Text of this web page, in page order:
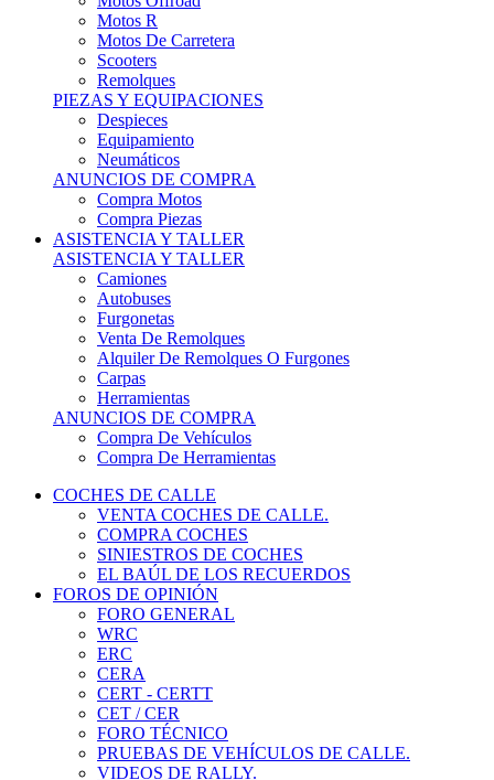
Motos R
Motos De Carretera
Scooters
Remolques
PIEZAS Y EQUIPACIONES
Despieces
Equipamiento
Neumáticos
ANUNCIOS DE COMPRA
Compra Motos
Compra Piezas
ASISTENCIA Y TALLER
ASISTENCIA Y TALLER
Camiones
Autobuses
Furgonetas
Venta De Remolques
Alquiler De Remolques O Furgones
Carpas
Herramientas
ANUNCIOS DE COMPRA
Compra De Vehículos
Compra De Herramientas
COCHES DE CALLE
VENTA COCHES DE CALLE.
COMPRA COCHES
SINIESTROS DE COCHES
EL BAÚL DE LOS RECUERDOS
FOROS DE OPINIÓN
FORO GENERAL
WRC
ERC
CERA
CERT - CERTT
CET / CER
FORO TÉCNICO
PRUEBAS DE VEHÍCULOS DE CALLE.
VIDEOS DE RALLY.